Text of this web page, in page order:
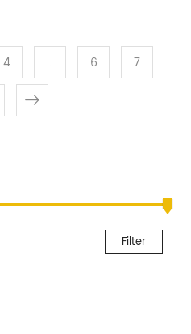
4 … 6 7
Filter